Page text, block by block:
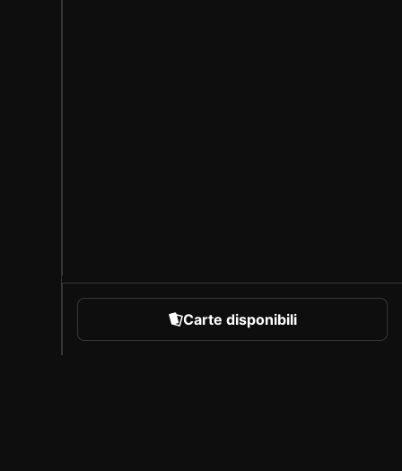
Carte disponibili